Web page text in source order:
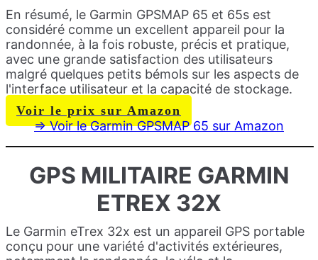
En résumé, le Garmin GPSMAP 65 et 65s est
considéré comme un excellent appareil pour la
randonnée, à la fois robuste, précis et pratique,
avec une grande satisfaction des utilisateurs
malgré quelques petits bémols sur les aspects de
l'interface utilisateur et la capacité de stockage.
Voir le prix sur Amazon
=> Voir le Garmin GPSMAP 65 sur Amazon
GPS MILITAIRE GARMIN
ETREX 32X
Le Garmin eTrex 32x est un appareil GPS portable
conçu pour une variété d'activités extérieures,